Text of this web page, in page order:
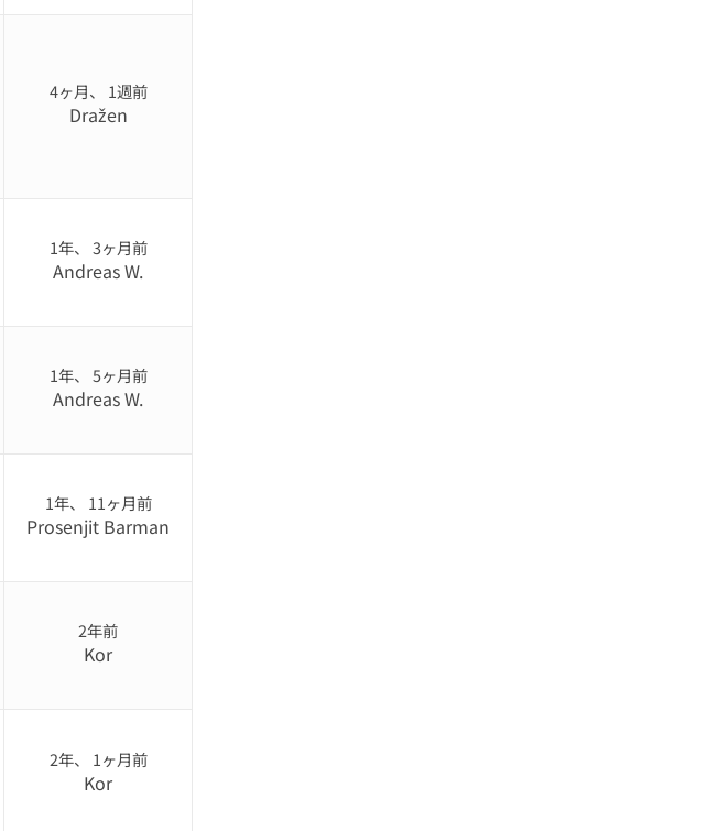
4ヶ月、 1週前
Dražen
1年、 3ヶ月前
Andreas W.
1年、 5ヶ月前
Andreas W.
1年、 11ヶ月前
Prosenjit Barman
2年前
Kor
2年、 1ヶ月前
Kor